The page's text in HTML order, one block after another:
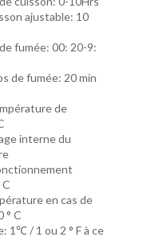
ajustable: 10
fumée: 00: 20-9:
de fumée: 20 min
de
interne du
C
en cas de
° C
1℃ / 1 ou 2 ° F à ce